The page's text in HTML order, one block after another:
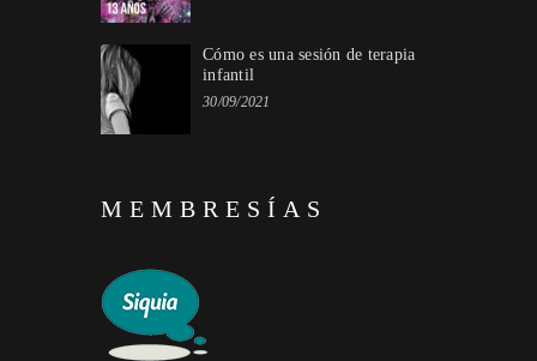
Cómo es una sesión de terapia
infantil
30/09/2021
MEMBRESÍAS